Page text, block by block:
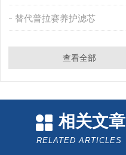
替代普拉赛养护滤芯
查看全部
相关文章
RELATED ARTICLES